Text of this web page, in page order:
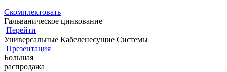
Скомплектовать
Гальваническое цинкование
Перейти
Универсальные Кабеленесущие Системы
Презентация
Большая
распродажа